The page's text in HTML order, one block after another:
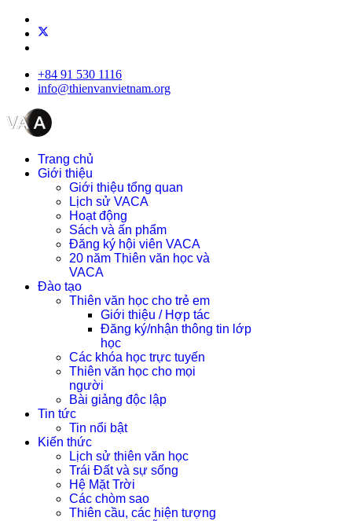
+84 91 530 1116
info@thienvanvietnam.org
Trang chủ
Giới thiệu
Giới thiệu tổng quan
Lịch sử VACA
Hoạt động
Sách và ấn phẩm
Đăng ký hội viên VACA
20 năm Thiên văn học và
VACA
Đào tạo
Thiên văn học cho trẻ em
Giới thiệu / Hợp tác
Đăng ký/nhận thông tin lớp
học
Các khóa học trực tuyến
Thiên văn học cho mọi
người
Bài giảng độc lập
Tin tức
Tin nổi bật
Kiến thức
Lịch sử thiên văn học
Trái Đất và sự sống
Hệ Mặt Trời
Các chòm sao
Thiên cầu, các hiện tượng